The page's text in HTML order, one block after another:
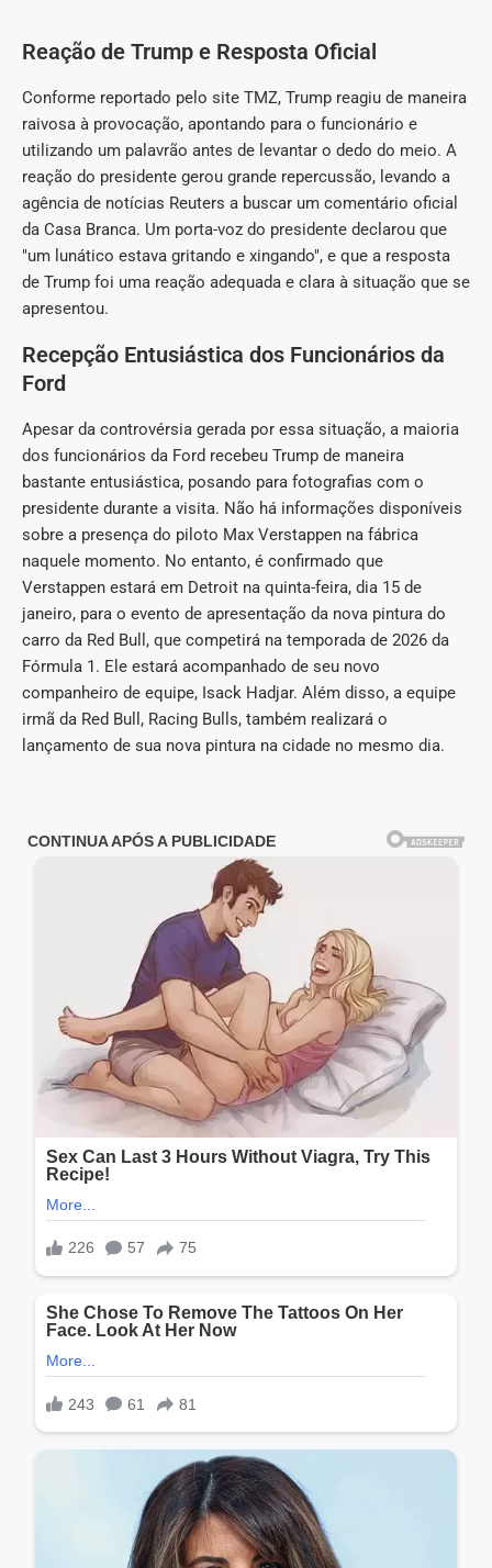
Reação de Trump e Resposta Oficial
Conforme reportado pelo site TMZ, Trump reagiu de maneira
raivosa à provocação, apontando para o funcionário e
utilizando um palavrão antes de levantar o dedo do meio. A
reação do presidente gerou grande repercussão, levando a
agência de notícias Reuters a buscar um comentário oficial
da Casa Branca. Um porta-voz do presidente declarou que
"um lunático estava gritando e xingando", e que a resposta
de Trump foi uma reação adequada e clara à situação que se
apresentou.
Recepção Entusiástica dos Funcionários da
Ford
Apesar da controvérsia gerada por essa situação, a maioria
dos funcionários da Ford recebeu Trump de maneira
bastante entusiástica, posando para fotografias com o
presidente durante a visita. Não há informações disponíveis
sobre a presença do piloto Max Verstappen na fábrica
naquele momento. No entanto, é confirmado que
Verstappen estará em Detroit na quinta-feira, dia 15 de
janeiro, para o evento de apresentação da nova pintura do
carro da Red Bull, que competirá na temporada de 2026 da
Fórmula 1. Ele estará acompanhado de seu novo
companheiro de equipe, Isack Hadjar. Além disso, a equipe
irmã da Red Bull, Racing Bulls, também realizará o
lançamento de sua nova pintura na cidade no mesmo dia.